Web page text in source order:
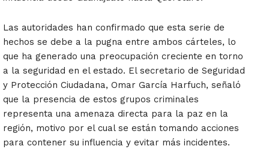
Las autoridades han confirmado que esta serie de
hechos se debe a la pugna entre ambos cárteles, lo
que ha generado una preocupación creciente en torno
a la seguridad en el estado. El secretario de Seguridad
y Protección Ciudadana, Omar García Harfuch, señaló
que la presencia de estos grupos criminales
representa una amenaza directa para la paz en la
región, motivo por el cual se están tomando acciones
para contener su influencia y evitar más incidentes.